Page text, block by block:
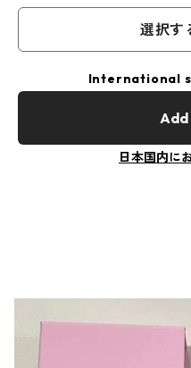
選択す
International
日本国内に